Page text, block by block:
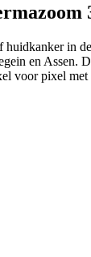
in
en Assen.
voor pixel